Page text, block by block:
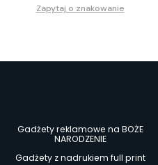
Zapytaj o znakowanie
Gadżety reklamowe na BOŻE
NARODZENIE
Gadżety z nadrukiem full print